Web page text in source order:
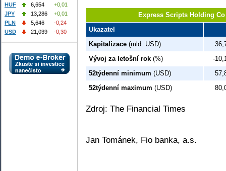
Express Scripts Holding Co
Ukazatel
Kapitalizace (mld. USD)
Vývoj za letošní rok (%)
-
52týdenní minimum (USD)
52týdenní maximum (USD)
Zdroj: The Financial Times
Jan Tománek, Fio banka, a.s.
HUF
6,654
+0,01
JPY
13,286
+0,01
PLN
5,646
-0,24
USD
21,039 -0,30